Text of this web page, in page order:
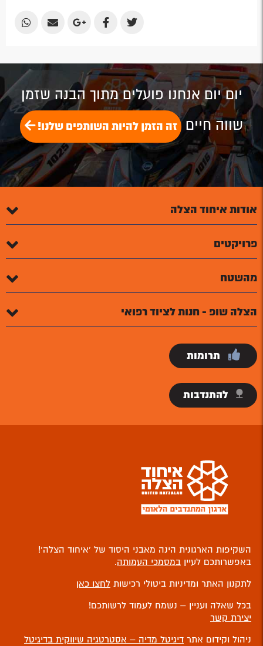
Share
Share
Share
Share
Share
יום יום אנחנו פועלים מתוך הבנה שזמן
שווה חיים זה הזמן להיות השותפים שלנו!
אודות איחוד הצלה
פרויקטים
מהשטח
הצלה שופ - חנות לציוד רפואי
תרומות
להתנדבות
השקיפות הארגונית הינה מאבני היסוד של ‘איחוד הצלה’!
באפשרותכם לעיין במסמכי העמותה.
לתקנון האתר ומדיניות ביטולי רכישות לחצו כאן
בכל שאלה ועניין – נשמח לעמוד לרשותכם!
יצירת קשר
ניהול וקידום אתר דיגיטל מדיה – אסטרטגיה שיווקית בדיגיטל